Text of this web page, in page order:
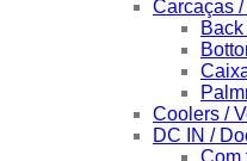
Carcaças
Coolers /
DC IN /
Com